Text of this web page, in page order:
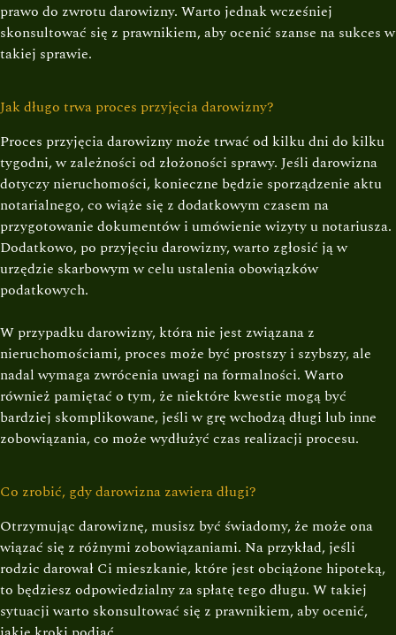
prawo do zwrotu darowizny. Warto jednak wcześniej
skonsultować się z prawnikiem, aby ocenić szanse na sukces w
takiej sprawie.
Jak długo trwa proces przyjęcia darowizny?
Proces przyjęcia darowizny może trwać od kilku dni do kilku
tygodni, w zależności od złożoności sprawy. Jeśli darowizna
dotyczy nieruchomości, konieczne będzie sporządzenie aktu
notarialnego, co wiąże się z dodatkowym czasem na
przygotowanie dokumentów i umówienie wizyty u notariusza.
Dodatkowo, po przyjęciu darowizny, warto zgłosić ją w
urzędzie skarbowym w celu ustalenia obowiązków
podatkowych.
W przypadku darowizny, która nie jest związana z
nieruchomościami, proces może być prostszy i szybszy, ale
nadal wymaga zwrócenia uwagi na formalności. Warto
również pamiętać o tym, że niektóre kwestie mogą być
bardziej skomplikowane, jeśli w grę wchodzą długi lub inne
zobowiązania, co może wydłużyć czas realizacji procesu.
Co zrobić, gdy darowizna zawiera długi?
Otrzymując darowiznę, musisz być świadomy, że może ona
wiązać się z różnymi zobowiązaniami. Na przykład, jeśli
rodzic darował Ci mieszkanie, które jest obciążone hipoteką,
to będziesz odpowiedzialny za spłatę tego długu. W takiej
sytuacji warto skonsultować się z prawnikiem, aby ocenić,